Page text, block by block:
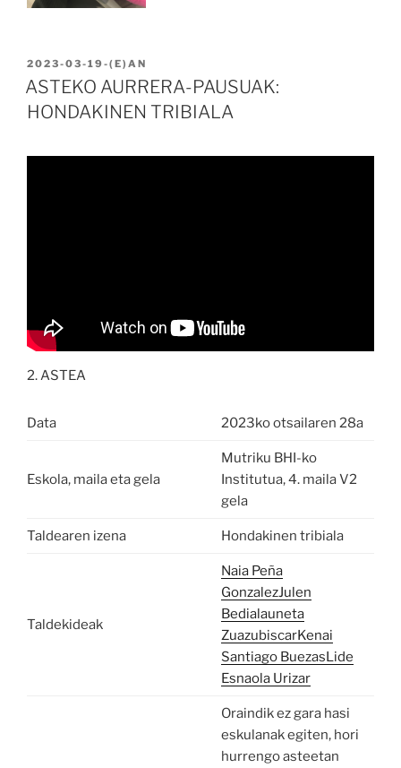
2023-03-19-(E)AN
ASTEKO AURRERA-PAUSUAK:
HONDAKINEN TRIBIALA
2. ASTEA
Data 2023ko otsailaren 28a
Eskola, maila eta gela
Mutriku BHI-ko
Institutua, 4. maila V2
gela
Taldearen izena Hondakinen tribiala
Taldekideak
Naia Peña
GonzalezJulen
Bedialauneta
ZuazubiscarKenai
Santiago BuezasLide
Esnaola Urizar
Oraindik ez gara hasi
eskulanak egiten, hori
hurrengo asteetan